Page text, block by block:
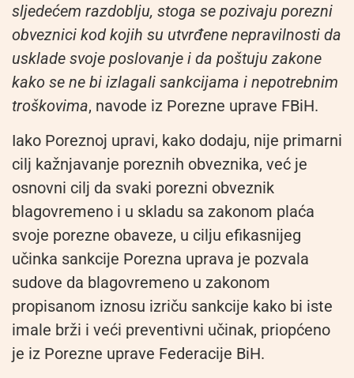
sljedećem razdoblju, stoga se pozivaju porezni
obveznici kod kojih su utvrđene nepravilnosti da
usklade svoje poslovanje i da poštuju zakone
kako se ne bi izlagali sankcijama i nepotrebnim
troškovima, navode iz Porezne uprave FBiH.
Iako Poreznoj upravi, kako dodaju, nije primarni
cilj kažnjavanje poreznih obveznika, već je
osnovni cilj da svaki porezni obveznik
blagovremeno i u skladu sa zakonom plaća
svoje porezne obaveze, u cilju efikasnijeg
učinka sankcije Porezna uprava je pozvala
sudove da blagovremeno u zakonom
propisanom iznosu izriču sankcije kako bi iste
imale brži i veći preventivni učinak, priopćeno
je iz Porezne uprave Federacije BiH.